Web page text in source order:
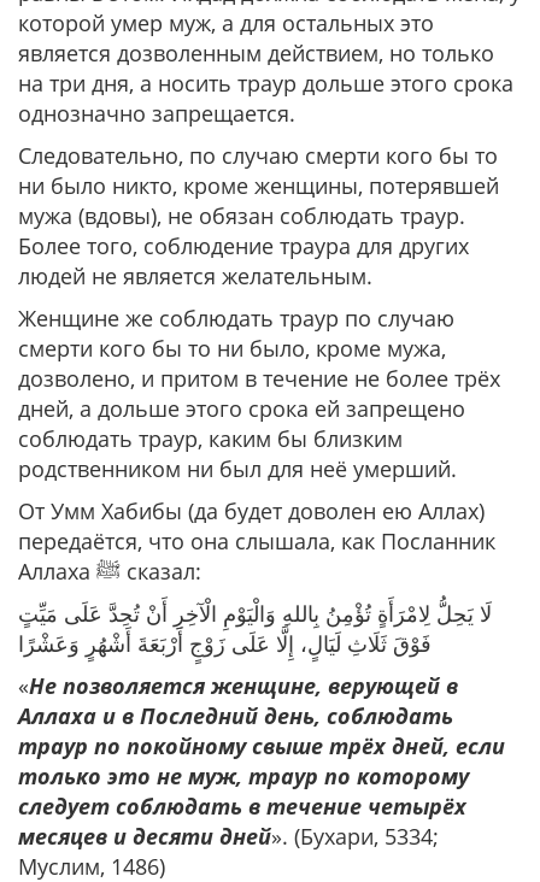
которой умер муж, а для остальных это
является дозволенным действием, но только
на три дня, а носить траур дольше этого срока
однозначно запрещается.
Следовательно, по случаю смерти кого бы то
ни было никто, кроме женщины, потерявшей
мужа (вдовы), не обязан соблюдать траур.
Более того, соблюдение траура для других
людей не является желательным.
Женщине же соблюдать траур по случаю
смерти кого бы то ни было, кроме мужа,
дозволено, и притом в течение не более трёх
дней, а дольше этого срока ей запрещено
соблюдать траур, каким бы близким
родственником ни был для неё умерший.
От Умм Хабибы (да будет доволен ею Аллах)
передаётся, что она слышала, как Посланник
Аллаха ﷺ сказал:
لَا يَحِلُّ لِامْرَأَةٍ تُؤْمِنُ بِاللهِ وَالْيَوْمِ الْآخِرِ أَنْ تُحِدَّ عَلَى مَيِّتٍ
فَوْقَ ثَلَاثِ لَيَالٍ، إِلَّا عَلَى زَوْجٍ أَرْبَعَةَ أَشْهُرٍ وَعَشْرًا
«Не позволяется женщине, верующей в
Аллаха и в Последний день, соблюдать
траур по покойному свыше трёх дней, если
только это не муж, траур по которому
следует соблюдать в течение четырёх
месяцев и десяти дней». (Бухари, 5334;
Муслим, 1486)